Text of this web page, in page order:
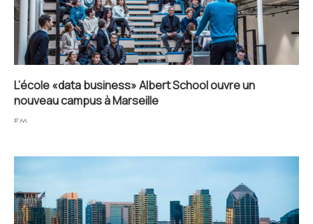
L’école «data business» Albert School ouvre un
nouveau campus à Marseille
FM